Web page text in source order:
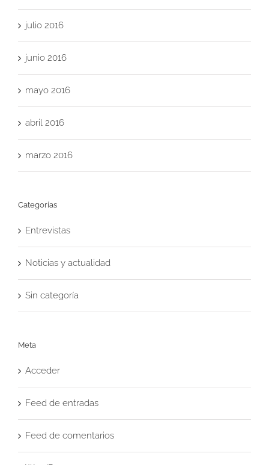
julio 2016
junio 2016
mayo 2016
abril 2016
marzo 2016
Categorías
Entrevistas
Noticias y actualidad
Sin categoría
Meta
Acceder
Feed de entradas
Feed de comentarios